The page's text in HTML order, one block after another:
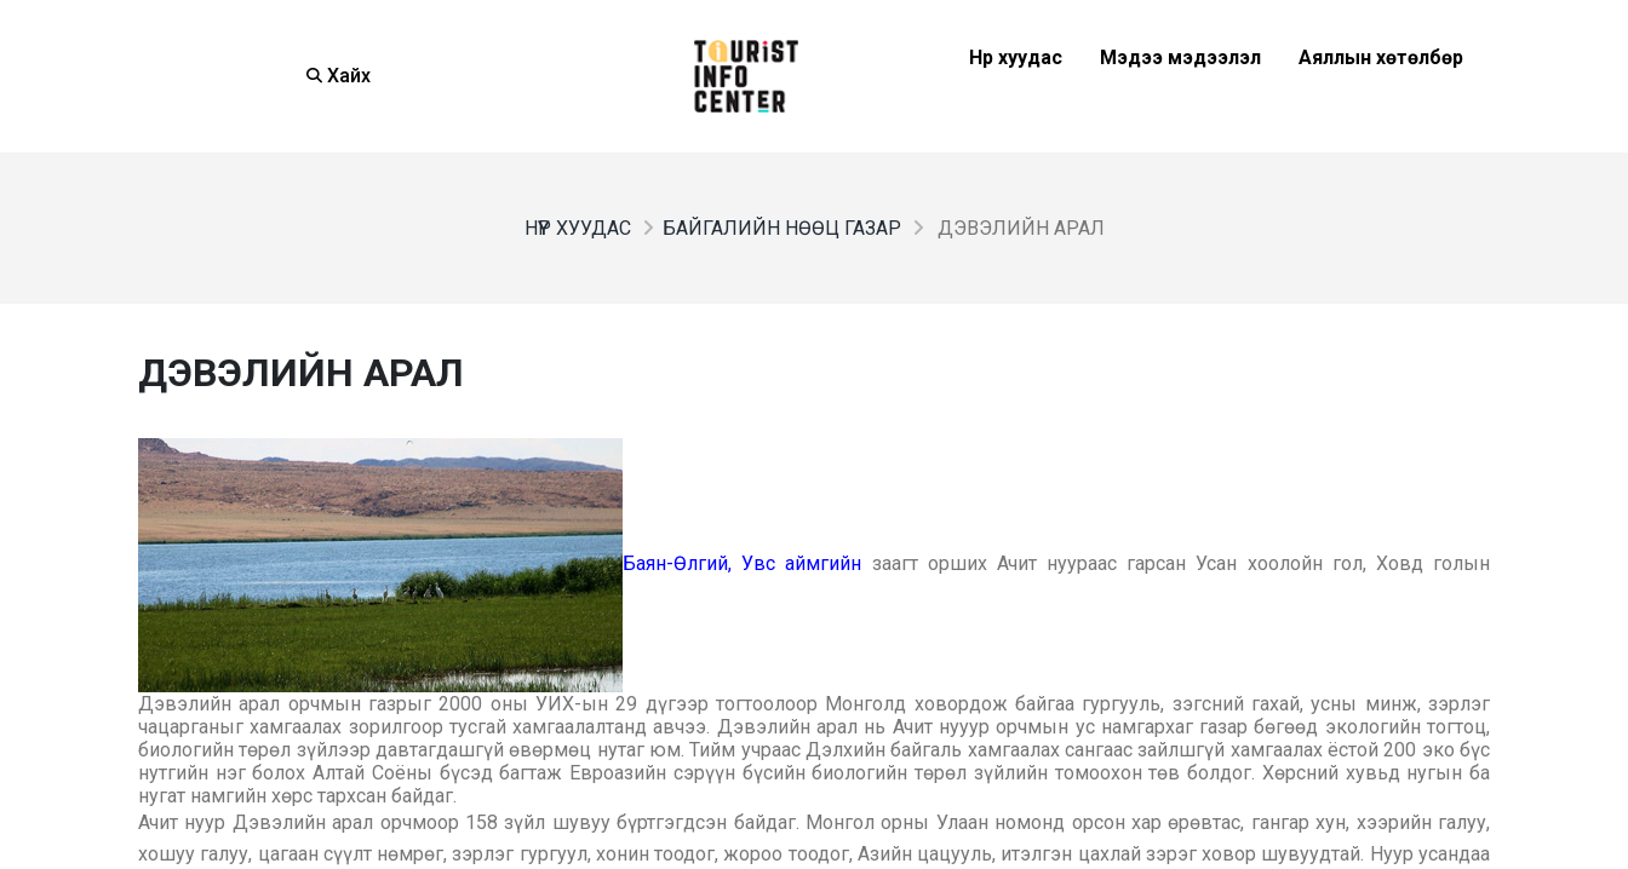
Хайх
Нүүр хуудас Мэдээ мэдээлэл Аяллын хөтөлбөр
НҮҮР ХУУДАС БАЙГАЛИЙН НӨӨЦ ГАЗАР ДЭВЭЛИЙН АРАЛ
ДЭВЭЛИЙН АРАЛ
Баян-Өлгий, Увс аймгийн заагт орших Ачит нуураас гарсан Усан хоолойн гол, Ховд голын
Дэвэлийн арал орчмын газрыг 2000 оны УИХ-ын 29 дүгээр тогтоолоор Монголд ховордож байгаа гургууль, зэгсний гахай, усны минж, зэрлэг
чацарганыг хамгаалах зорилгоор тусгай хамгаалалтанд авчээ. Дэвэлийн арал нь Ачит нууур орчмын ус намгархаг газар бөгөөд экологийн тогтоц,
биологийн төрөл зүйлээр давтагдашгүй өвөрмөц нутаг юм. Тийм учраас Дэлхийн байгаль хамгаалах сангаас зайлшгүй хамгаалах ёстой 200 эко бүс
нутгийн нэг болох Алтай Соёны бүсэд багтаж Евроазийн сэрүүн бүсийн биологийн төрөл зүйлийн томоохон төв болдог. Хөрсний хувьд нугын ба
нугат намгийн хөрс тархсан байдаг.
Ачит нуур Дэвэлийн арал орчмоор 158 зүйл шувуу бүртгэгдсэн байдаг. Монгол орны Улаан номонд орсон хар өрөвтас, гангар хун, хээрийн галуу,
хошуу галуу, цагаан сүүлт нөмрөг, зэрлэг гургуул, хонин тоодог, жороо тоодог, Азийн цацууль, итэлгэн цахлай зэрэг ховор шувуудтай. Нуур усандаа